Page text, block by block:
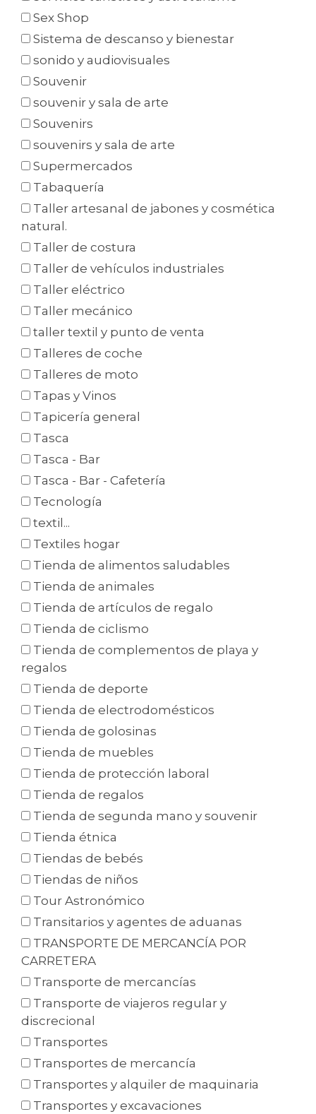
Sex Shop
Sistema de descanso y bienestar
sonido y audiovisuales
Souvenir
souvenir y sala de arte
Souvenirs
souvenirs y sala de arte
Supermercados
Tabaquería
Taller artesanal de jabones y cosmética
natural.
Taller de costura
Taller de vehículos industriales
Taller eléctrico
Taller mecánico
taller textil y punto de venta
Talleres de coche
Talleres de moto
Tapas y Vinos
Tapicería general
Tasca
Tasca - Bar
Tasca - Bar - Cafetería
Tecnología
textil...
Textiles hogar
Tienda de alimentos saludables
Tienda de animales
Tienda de artículos de regalo
Tienda de ciclismo
Tienda de complementos de playa y
regalos
Tienda de deporte
Tienda de electrodomésticos
Tienda de golosinas
Tienda de muebles
Tienda de protección laboral
Tienda de regalos
Tienda de segunda mano y souvenir
Tienda étnica
Tiendas de bebés
Tiendas de niños
Tour Astronómico
Transitarios y agentes de aduanas
TRANSPORTE DE MERCANCÍA POR
CARRETERA
Transporte de mercancías
Transporte de viajeros regular y
discrecional
Transportes
Transportes de mercancía
Transportes y alquiler de maquinaria
Transportes y excavaciones